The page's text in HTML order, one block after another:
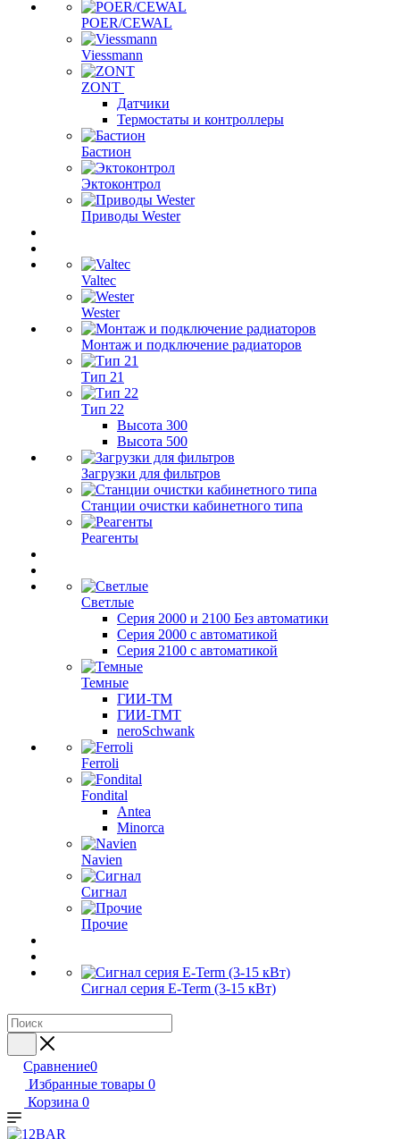
POER/CEWAL
Viessmann
ZONT
Датчики
Термостаты и контроллеры
Бастион
Эктоконтрол
Приводы Wester
Valtec
Wester
Монтаж и подключение радиаторов
Тип 21
Тип 22
Высота 300
Высота 500
Загрузки для фильтров
Станции очистки кабинетного типа
Реагенты
Светлые
Серия 2000 и 2100 Без автоматики
Серия 2000 с автоматикой
Серия 2100 с автоматикой
Темные
ГИИ-ТМ
ГИИ-ТМТ
neroSchwank
Ferroli
Fondital
Antea
Minorca
Navien
Сигнал
Прочие
Сигнал серия E-Term (3-15 кВт)
Сравнение0
Избранные товары 0
Корзина 0